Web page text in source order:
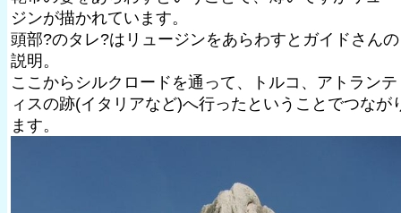
ジンが描かれています。
頭部?のタレ?はリュージンをあらわすとガイドさんの
説明。
ここからシルクロードを通って、トルコ、アトランテ
ィスの跡(イタリアなど)へ行ったということでつなが
ます。